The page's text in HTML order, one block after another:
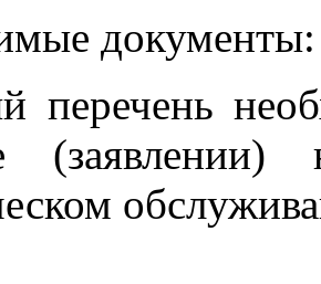
документы:
перечень